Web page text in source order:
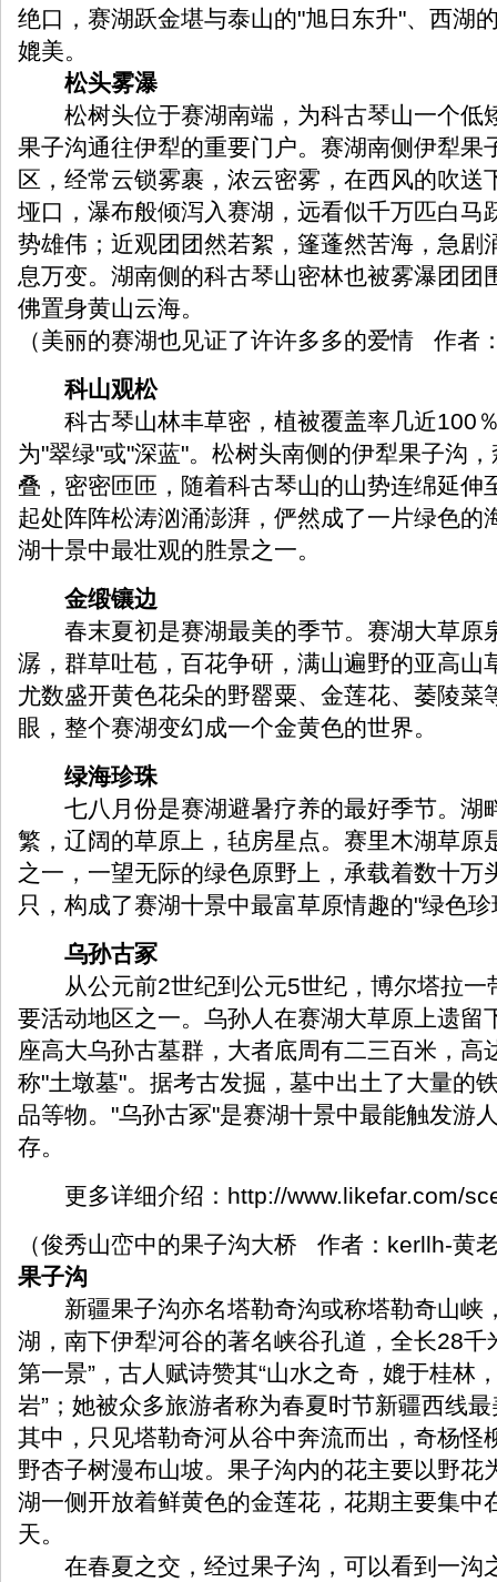
绝口，赛湖跃金堪与泰山的"旭日东升"、西湖
媲美。
松头雾瀑
松树头位于赛湖南端，为科古琴山一个低
果子沟通往伊犁的重要门户。赛湖南侧伊犁果
区，经常云锁雾裹，浓云密雾，在西风的吹送
垭口，瀑布般倾泻入赛湖，远看似千万匹白马
势雄伟；近观团团然若絮，篷蓬然苦海，急剧
息万变。湖南侧的科古琴山密林也被雾瀑团团
佛置身黄山云海。
（美丽的赛湖也见证了许许多多的爱情 作者
科山观松
科古琴山林丰草密，植被覆盖率几近100
为"翠绿"或"深蓝"。松树头南侧的伊犁果子沟
叠，密密匝匝，随着科古琴山的山势连绵延伸
起处阵阵松涛汹涌澎湃，俨然成了一片绿色的
湖十景中最壮观的胜景之一。
金缎镶边
春末夏初是赛湖最美的季节。赛湖大草原
潺，群草吐苞，百花争研，满山遍野的亚高山
尤数盛开黄色花朵的野罂粟、金莲花、萎陵菜
眼，整个赛湖变幻成一个金黄色的世界。
绿海珍珠
七八月份是赛湖避暑疗养的最好季节。湖
繁，辽阔的草原上，毡房星点。赛里木湖草原
之一，一望无际的绿色原野上，承载着数十万
只，构成了赛湖十景中最富草原情趣的"绿色
乌孙古冢
从公元前2世纪到公元5世纪，博尔塔拉一
要活动地区之一。乌孙人在赛湖大草原上遗留
座高大乌孙古墓群，大者底周有二三百米，高
称"土墩墓"。据考古发掘，墓中出土了大量的
品等物。"乌孙古冢"是赛湖十景中最能触发游
存。
更多详细介绍： http://www.likefar.com/
（俊秀山峦中的果子沟大桥 作者：kerllh-黄
果子沟
新疆果子沟亦名塔勒奇沟或称塔勒奇山峡
湖，南下伊犁河谷的著名峡谷孔道，全长28千
第一景”，古人赋诗赞其“山水之奇，媲于桂林
岩”；她被众多旅游者称为春夏时节新疆西线
其中，只见塔勒奇河从谷中奔流而出，奇杨怪
野杏子树漫布山坡。果子沟内的花主要以野花
湖一侧开放着鲜黄色的金莲花，花期主要集中
天。
在春夏之交，经过果子沟，可以看到一沟